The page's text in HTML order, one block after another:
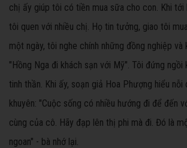
chị ấy giúp tôi có tiền mua sữa cho con. Khi tới
tôi quen với nhiều chị. Họ tin tưởng, giao tôi
một ngày, tôi nghe chính những đồng nghiệp và
"Hồng Nga đi khách sạn với Mỹ". Tôi đứng ngồi
tinh thần. Khi ấy, soạn giả Hoa Phượng hiểu nỗi
khuyên: "Cuộc sống có nhiều hướng đi để đến
cùng của cô. Hãy đạp lên thị phi mà đi. Đó là
ngoan" - bà nhớ lại.